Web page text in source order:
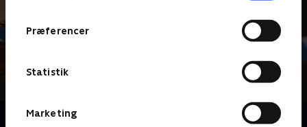
Præferencer
Statistik
Marketing
Om Hope Street